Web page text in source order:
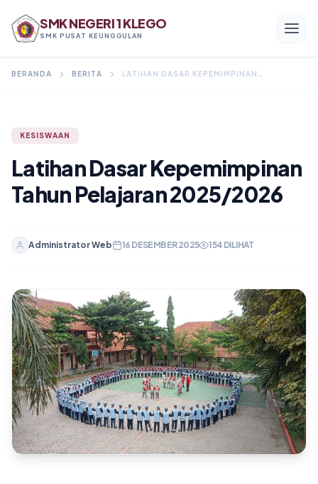
SMK NEGERI 1 KLEGO
SMK PUSAT KEUNGGULAN
Beranda
Profil
Program Keahlian
Akademik
Alumni
Berita
Kontak
BERANDA BERITA
KESISWAAN
Latihan Dasar Kepemimpinan
Tahun Pelajaran 2025/2026
Administrator Web 16 DESEMBER 2025 154 DILIHAT